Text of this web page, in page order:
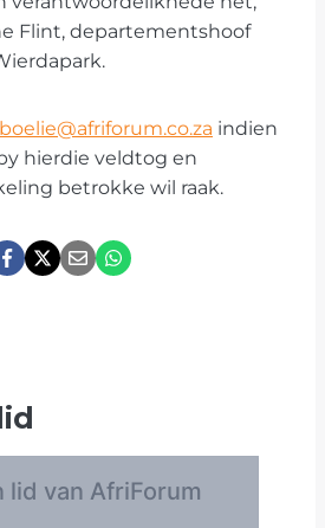
Flint, departementshoof
boelie@afriforum.co.za indien
hierdie veldtog en
betrokke wil raak.